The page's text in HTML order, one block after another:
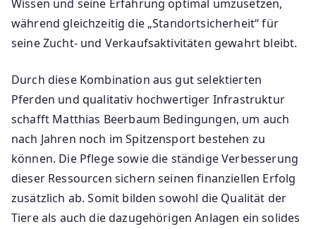
Wissen und seine Erfahrung optimal umzusetzen,
während gleichzeitig die „Standortsicherheit“ für
seine Zucht- und Verkaufsaktivitäten gewahrt bleibt.
Durch diese Kombination aus gut selektierten
Pferden und qualitativ hochwertiger Infrastruktur
schafft Matthias Beerbaum Bedingungen, um auch
nach Jahren noch im Spitzensport bestehen zu
können. Die Pflege sowie die ständige Verbesserung
dieser Ressourcen sichern seinen finanziellen Erfolg
zusätzlich ab. Somit bilden sowohl die Qualität der
Tiere als auch die dazugehörigen Anlagen ein solides